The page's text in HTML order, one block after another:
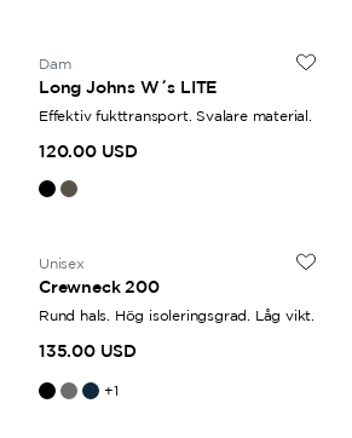
Dam
Long Johns W´s LITE
Effektiv fukttransport. Svalare material.
120.00 USD
Unisex
Crewneck 200
Rund hals. Hög isoleringsgrad. Låg vikt.
135.00 USD
+1